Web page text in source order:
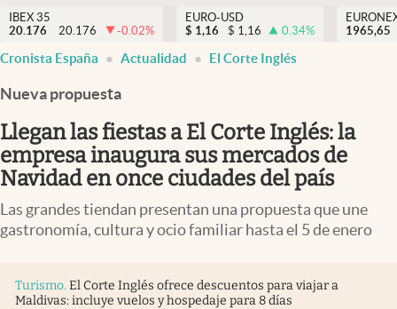
USA
Criptomonedas
España
NOTICIAS
FINANZAS
EURO
IBEX 35
20.176
20.176 -0.02%
EURO-USD
$ 1,16 $ 1,16 0.34%
1965,65
Cronista España Actualidad El Corte Inglés
Nueva propuesta
Llegan las fiestas a El Corte Inglés: la
empresa inaugura sus mercados de
Navidad en once ciudades del país
Las grandes tiendan presentan una propuesta que une
gastronomía, cultura y ocio familiar hasta el 5 de enero
Turismo. El Corte Inglés ofrece descuentos para viajar a
Maldivas: incluye vuelos y hospedaje para 8 días